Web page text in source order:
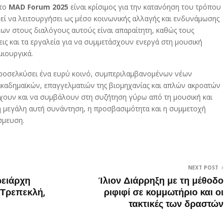
MAD Forum 2025 είναι κρίσιμος για την κατανόηση του τρόπου
να λειτουργήσει ως μέσο κοινωνικής αλλαγής και ενδυνάμωσης
στους διαλόγους αυτούς είναι απαραίτητη, καθώς τους
και τα εργαλεία για να συμμετάσχουν ενεργά στη μουσική
ένα ευρύ κοινό, συμπεριλαμβανομένων νέων
επαγγελματιών της βιομηχανίας και απλών ακροατών
και να συμβάλουν στη συζήτηση γύρω από τη μουσική και
μεγάλη αυτή συνάντηση, η προσβασιμότητα και η συμμετοχή
NEXT POST
Ίλιον Διάρρηξη με τη μέθοδο
ριφιφί σε κομμωτήριο και οι
τακτικές των δραστών